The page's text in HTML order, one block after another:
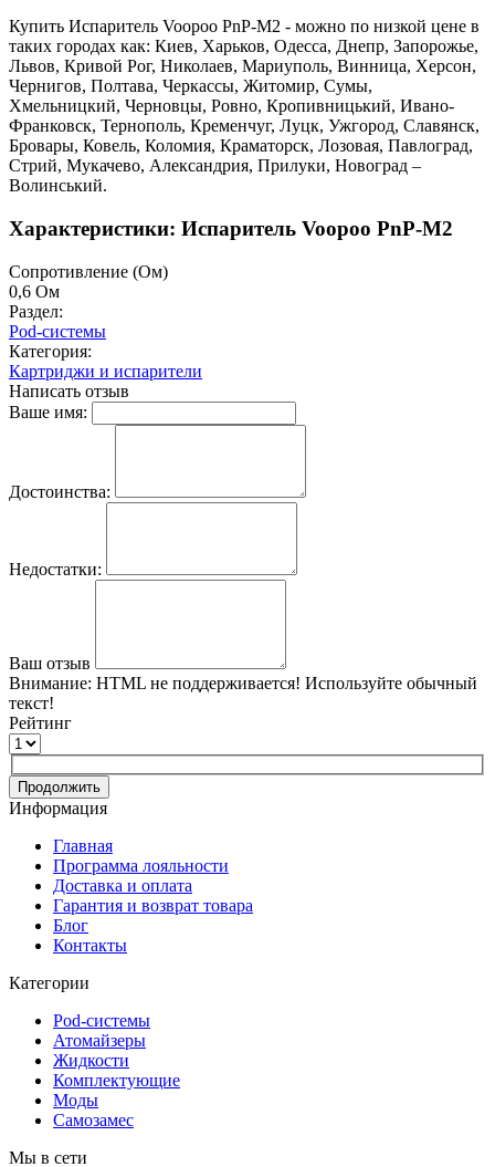
Купить Испаритель Voopoo PnP-M2 - можно по низкой цене в
таких городах как: Киев, Харьков, Одесса, Днепр, Запорожье,
Львов, Кривой Рог, Николаев, Мариуполь, Винница, Херсон,
Чернигов, Полтава, Черкассы, Житомир, Сумы,
Хмельницкий, Черновцы, Ровно, Кропивницький, Ивано-
Франковск, Тернополь, Кременчуг, Луцк, Ужгород, Славянск,
Бровары, Ковель, Коломия, Краматорск, Лозовая, Павлоград,
Стрий, Мукачево, Александрия, Прилуки, Новоград –
Волинський.
Характеристики: Испаритель Voopoo PnP-M2
Cопротивление (Ом)
0,6 Ом
Раздел:
Pod-системы
Категория:
Картриджи и испарители
Написать отзыв
Ваше имя:
Достоинства:
Недостатки:
Ваш отзыв
Внимание: HTML не поддерживается! Используйте обычный
текст!
Рейтинг
Продолжить
Информация
Главная
Программа лояльности
Доставка и оплата
Гарантия и возврат товара
Блог
Контакты
Категории
Pod-системы
Атомайзеры
Жидкости
Комплектующие
Моды
Самозамес
Мы в сети